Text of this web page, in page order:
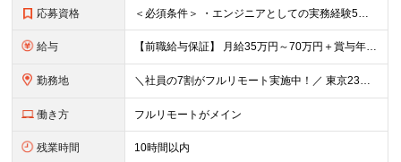
応募資格 ＜必須条件＞ ・エンジニアとしての実務経験5年以上 ＜尚可条件＞ ・PM、PL経験 ・後輩指導やチームリーダーなど、何らかのリード経験 ※リーダー未経験の方のご応募も大歓迎です！ポテンシャル採用を
給与 【前職給与保証】 月給35万円～70万円＋賞与年2回＋各種手当 ※前職の給与・スキル・経験を考慮の上、決定いたします。 ※月給には固定残業代（月30時間分／5万円～10万円）を含みます。超過分は別途
勤務地 ＼社員の7割がフルリモート実施中！／ 東京23区内など1都3県を中心としたプロジェクト先での勤務となります。 ※勤務地は希望を考慮します ≪本社≫ 東京都渋谷区恵比寿南1丁目3番7号 隅越ビル5階
働き方 フルリモートがメイン
残業時間 10時間以内